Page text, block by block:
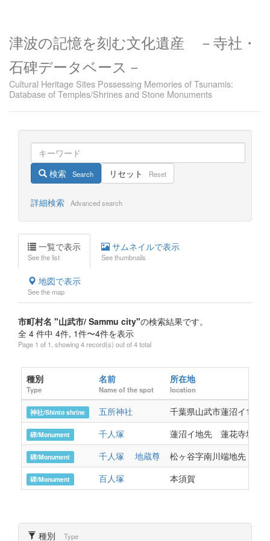
津波の記憶を刻む文化遺産 －寺社・
石碑データベース－
Cultural Heritage Sites Possessing Memories of Tsunamis:
Database of Temples/Shrines and Stone Monuments
検索 Search リセット Reset
詳細検索 Advanced search
一覧で表示
See the list
サムネイルで表示
See thumbnails
地図で表示
See the map
市町村名 "山武市/ Sammu city"の検索結果です。
全 4 件中 4件, 1件〜4件を表示
Page 1 of 1, showing 4 record(s) out of 4 total
種別
Type
名前
Name of the spot
所在地
location
神社/Shinto shrine 五所神社 千葉県山武市蓮沼イ1904
碑/Monument 千人塚 蓮沼イ地先 蓮花寺境内
碑/Monument 千人塚 地蔵尊 松ヶ谷字南川端地先 共同
碑/Monument 百人塚 本須賀
種別 Type